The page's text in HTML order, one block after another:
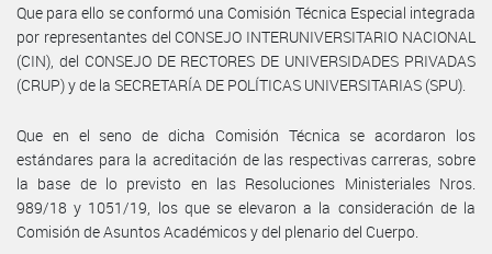
Que para ello se conformó una Comisión Técnica Especial integrada
por representantes del CONSEJO INTERUNIVERSITARIO NACIONAL
(CIN), del CONSEJO DE RECTORES DE UNIVERSIDADES PRIVADAS
(CRUP) y de la SECRETARÍA DE POLÍTICAS UNIVERSITARIAS (SPU).
Que en el seno de dicha Comisión Técnica se acordaron los
estándares para la acreditación de las respectivas carreras, sobre
la base de lo previsto en las Resoluciones Ministeriales Nros.
989/18 y 1051/19, los que se elevaron a la consideración de la
Comisión de Asuntos Académicos y del plenario del Cuerpo.